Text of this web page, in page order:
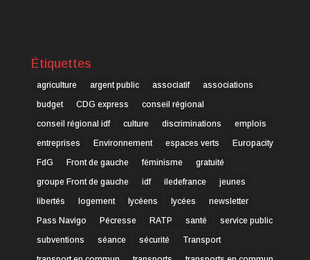
Étiquettes
agriculture argent public associatif
associations
budget
CDG express
conseil régional
conseil régional idf
culture discriminations
emplois
entreprises
Environnement espaces verts
Europacity
FdG
Front de gauche féminisme
gratuité
groupe Front de gauche
idf iledefrance
jeunes
libertés
logement lycéens lycées
newsletter
Pass Navigo
Pécresse RATP santé
service public
subventions
séance sécurité
Transport